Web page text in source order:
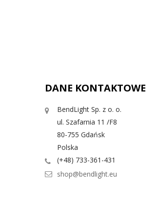
DANE KONTAKTOWE
BendLight Sp. z o. o.
ul. Szafarnia 11 /F8
80-755 Gdańsk
Polska
(+48) 733-361-431
shop@bendlight.eu